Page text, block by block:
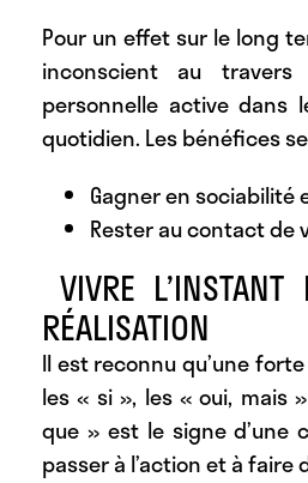
Pour un effet sur le long
inconscient au travers
personnelle active dans
quotidien. Les bénéfices
Gagner en sociabilité
Rester au contact de
VIVRE
RÉALISATION
Il est reconnu qu’une
les « si », les « oui, mais
que » est le signe d’une
passer à l’action et à faire